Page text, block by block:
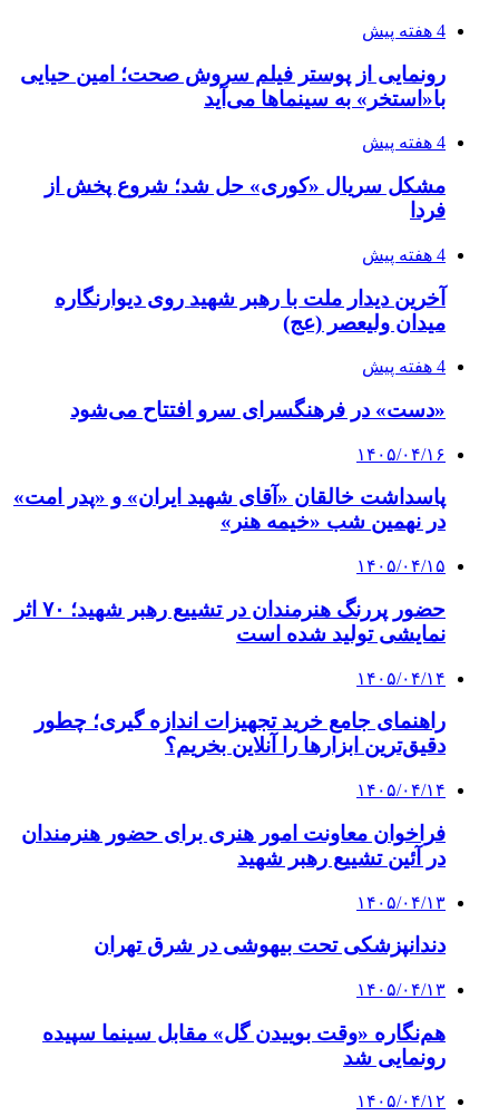
4 هفته پیش
رونمایی از پوستر فیلم سروش صحت؛ امین حیایی
با«استخر» به سینماها می‌آید
4 هفته پیش
مشکل سریال «کوری» حل شد؛ شروع پخش از
فردا
4 هفته پیش
آخرین دیدار ملت با رهبر شهید روی دیوارنگاره
میدان ولیعصر (عج)
4 هفته پیش
«دست» در فرهنگسرای سرو افتتاح می‌شود
۱۴۰۵/۰۴/۱۶
پاسداشت خالقان «آقای شهید ایران» و «پدر امت»
در نهمین شب «خیمه هنر»
۱۴۰۵/۰۴/۱۵
حضور پررنگ هنرمندان در تشییع رهبر شهید؛ ۷۰ اثر
نمایشی تولید شده است
۱۴۰۵/۰۴/۱۴
راهنمای جامع خرید تجهیزات اندازه گیری؛ چطور
دقیق‌ترین ابزارها را آنلاین بخریم؟
۱۴۰۵/۰۴/۱۴
فراخوان معاونت امور هنری برای حضور هنرمندان
در آئین تشییع رهبر شهید
۱۴۰۵/۰۴/۱۳
دندانپزشکی تحت بیهوشی در شرق تهران
۱۴۰۵/۰۴/۱۳
هم‌نگاره «وقت بوییدن گل» مقابل سینما سپیده
رونمایی شد
۱۴۰۵/۰۴/۱۲